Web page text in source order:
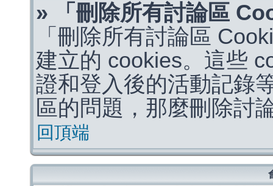
» 「刪除所有討論區
「刪除所有討論區
建立的 cookies。這些
證和登入後的活動記錄
區的問題，那麼刪除討
回頂端